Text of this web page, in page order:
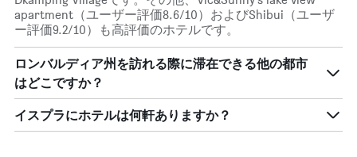
apartment（ユーザー評価8.6/10）およびShibui（ユーザ
ー評価9.2/10）も高評価のホテルです。
ロンバルディア州を訪れる際に滞在できる他の都市
はどこですか？
イスプラにホテルは何軒ありますか？